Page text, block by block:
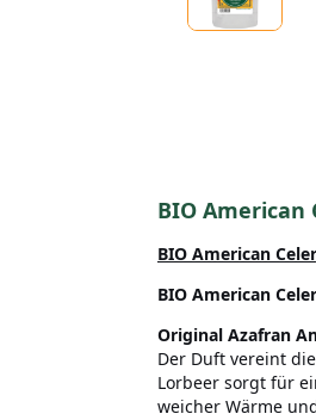
BIO American
BIO American
BIO American
Original Azafran
Der Duft vereint
Lorbeer sorgt für
weicher Wärme